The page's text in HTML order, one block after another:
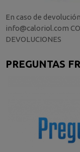
En caso de
info@caloriol.com
DEVOLUCIONES
PREGUNTAS